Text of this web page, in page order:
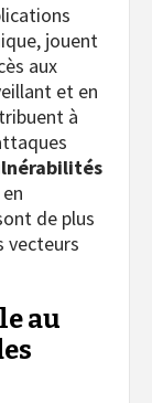
jouent
aux
et en
à
de plus
vecteurs
au